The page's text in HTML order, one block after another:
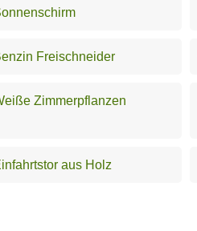
Freischneider
Zimmerpflanzen
aus Holz